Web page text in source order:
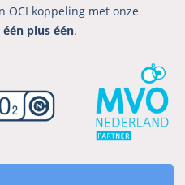
OCI koppeling met onze
plus één.